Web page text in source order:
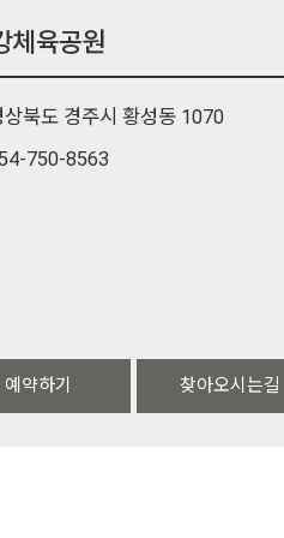
체육공원
상북도 경주시 황성동 1070
750-8563
예약하기 찾아오시는길